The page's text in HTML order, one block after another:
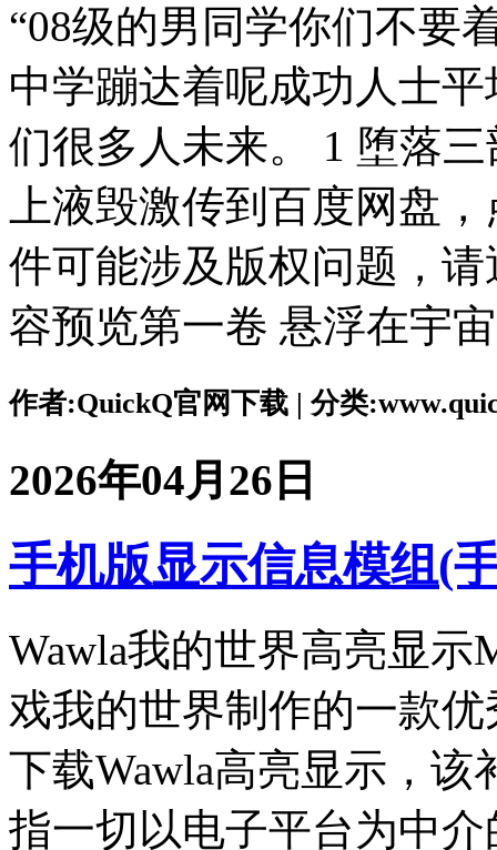
“08级的男同学你们不要
中学蹦达着呢成功人士
们很多人未来。 1 堕落
上液毁激传到百度网盘
件可能涉及版权问题，
容预览第一卷 悬浮在宇
作者:QuickQ官网下载 | 分类
2026年04月26日
手机版显示信息模组(
Wawla我的世界高亮显
戏我的世界制作的一款
下载Wawla高亮显示，该
指一切以电子平台为中